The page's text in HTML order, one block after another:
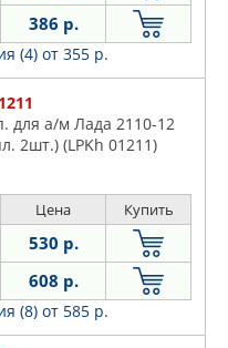
386 р.
(4) от 355 р.
для а/м Лада 2110-12
2шт.) (LPKh 01211)
Цена Купить
530 р.
608 р.
(8) от 585 р.